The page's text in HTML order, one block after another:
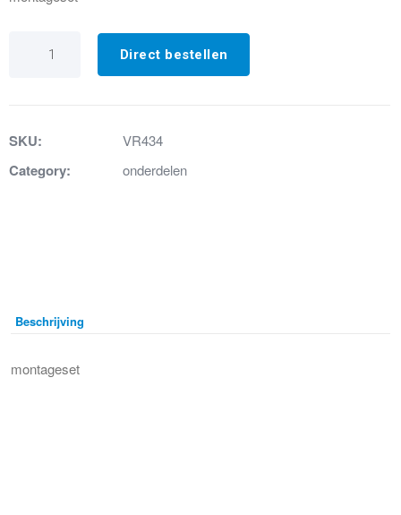
Montageset
Direct bestellen
SKU: VR434
Category: onderdelen
Beschrijving
montageset